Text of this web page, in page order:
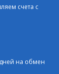
счета с
на обмен